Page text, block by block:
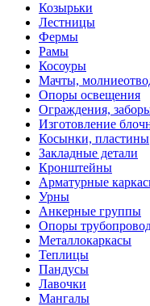
Козырьки
Лестницы
Фермы
Рамы
Косоуры
Мачты,
Опоры освещения
Ограждения,
Изготовление
Косынки, пластины
Закладные детали
Кронштейны
Арматурные
Урны
Анкерные группы
Опоры
Металлокаркасы
Теплицы
Пандусы
Лавочки
Мангалы